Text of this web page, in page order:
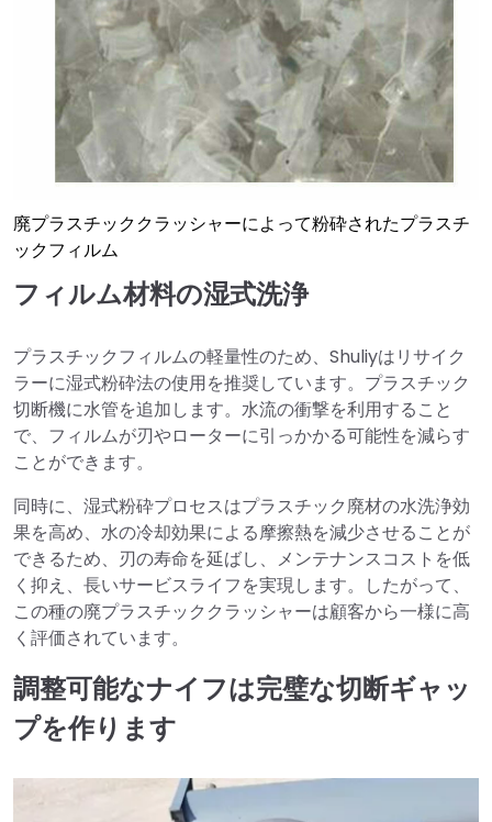
廃プラスチッククラッシャーによって粉砕されたプラスチ
ックフィルム
フィルム材料の湿式洗浄
プラスチックフィルムの軽量性のため、Shuliyはリサイク
ラーに湿式粉砕法の使用を推奨しています。プラスチック
切断機に水管を追加します。水流の衝撃を利用すること
で、フィルムが刃やローターに引っかかる可能性を減らす
ことができます。
同時に、湿式粉砕プロセスはプラスチック廃材の水洗浄効
果を高め、水の冷却効果による摩擦熱を減少させることが
できるため、刃の寿命を延ばし、メンテナンスコストを低
く抑え、長いサービスライフを実現します。したがって、
この種の廃プラスチッククラッシャーは顧客から一様に高
く評価されています。
調整可能なナイフは完璧な切断ギャッ
プを作ります